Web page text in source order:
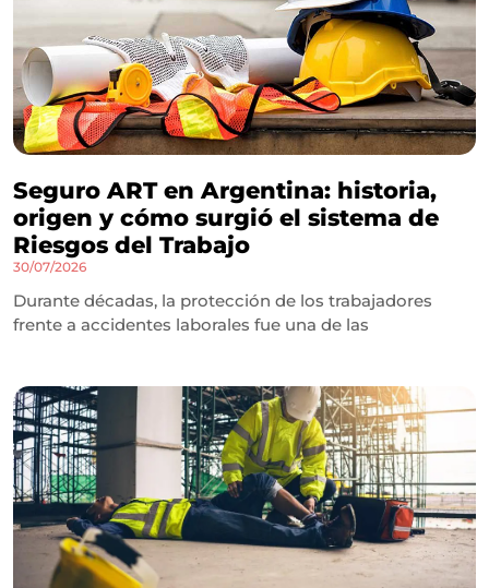
Seguro ART en Argentina: historia,
origen y cómo surgió el sistema de
Riesgos del Trabajo
30/07/2026
Durante décadas, la protección de los trabajadores
frente a accidentes laborales fue una de las